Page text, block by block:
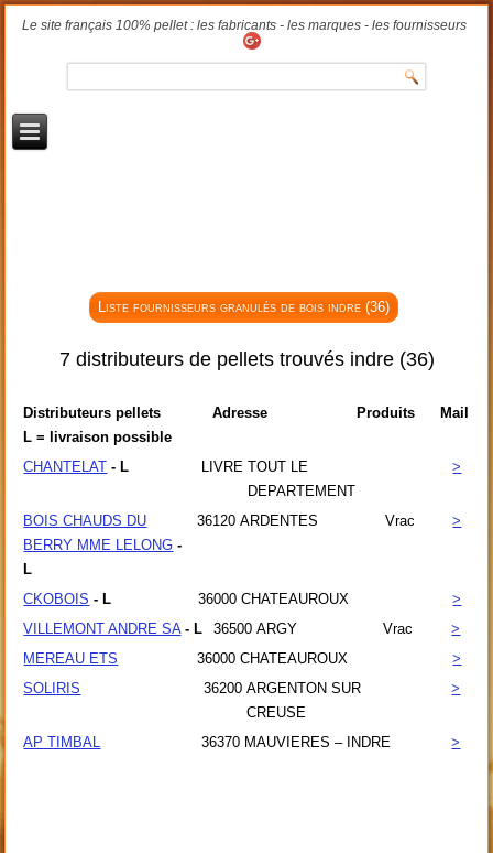
Le site français 100% pellet : les fabricants - les marques - les fournisseurs
Liste fournisseurs granulés de bois indre (36)
7 distributeurs de pellets trouvés indre (36)
Distributeurs pellets
L = livraison possible
Adresse Produits Mail
CHANTELAT - L LIVRE TOUT LE
DEPARTEMENT
>
BOIS CHAUDS DU
BERRY MME LELONG -
L
36120 ARDENTES Vrac >
CKOBOIS - L 36000 CHATEAUROUX
>
VILLEMONT ANDRE SA - L 36500 ARGY Vrac
>
MEREAU ETS
36000 CHATEAUROUX
>
SOLIRIS
36200 ARGENTON SUR
CREUSE
>
AP TIMBAL 36370 MAUVIERES – INDRE >